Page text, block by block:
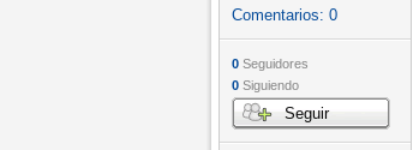
Comentarios: 0
0 Seguidores
0 Siguiendo
Seguir